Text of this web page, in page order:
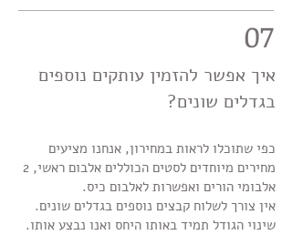
07
איך אפשר להזמין עותקים נוספים
בגדלים שונים?
כפי שתוכלו לראות במחירון, אנחנו מציעים
מחירים מיוחדים לסטים הכוללים אלבום ראשי, 2
אלבומי הורים ואפשרות לאלבום כיס.
אין צורך לשלוח קבצים נוספים בגדלים שונים.
שינוי הגודל תמיד באותו היחס ואנו נבצע אותו.